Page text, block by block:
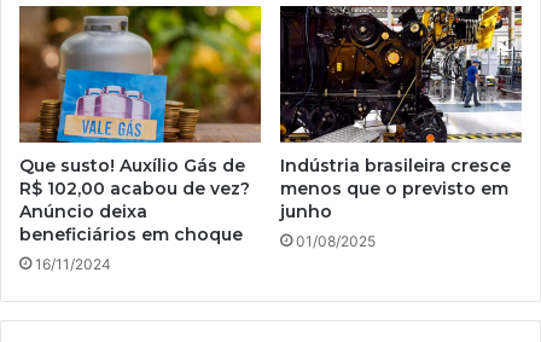
Que susto! Auxílio Gás de
R$ 102,00 acabou de vez?
Anúncio deixa
beneficiários em choque
16/11/2024
Indústria brasileira cresce
menos que o previsto em
junho
01/08/2025